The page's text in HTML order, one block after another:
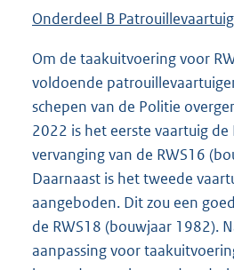
Onderdeel B
Om de taakuitvoering voor
voldoende
schepen van de Politie
2022 is het eerste vaartuig
vervanging van de RWS16
Daarnaast is het tweede
aangeboden. Dit zou een
de RWS18 (bouwjaar 1982).
aanpassing voor